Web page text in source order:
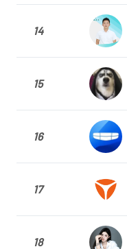
14
15
16
17
18